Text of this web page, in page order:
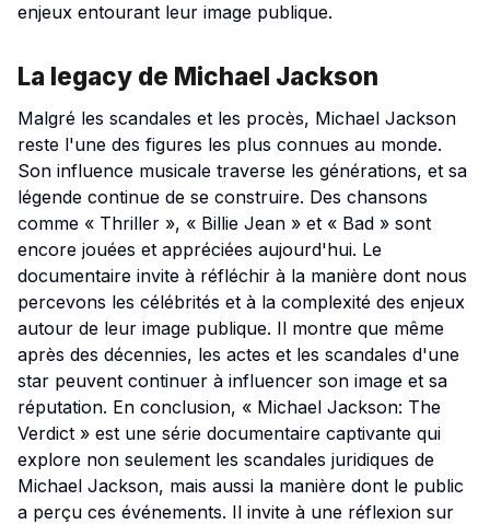
enjeux entourant leur image publique.
La legacy de Michael Jackson
Malgré les scandales et les procès, Michael Jackson
reste l'une des figures les plus connues au monde.
Son influence musicale traverse les générations, et sa
légende continue de se construire. Des chansons
comme « Thriller », « Billie Jean » et « Bad » sont
encore jouées et appréciées aujourd'hui. Le
documentaire invite à réfléchir à la manière dont nous
percevons les célébrités et à la complexité des enjeux
autour de leur image publique. Il montre que même
après des décennies, les actes et les scandales d'une
star peuvent continuer à influencer son image et sa
réputation. En conclusion, « Michael Jackson: The
Verdict » est une série documentaire captivante qui
explore non seulement les scandales juridiques de
Michael Jackson, mais aussi la manière dont le public
a perçu ces événements. Il invite à une réflexion sur